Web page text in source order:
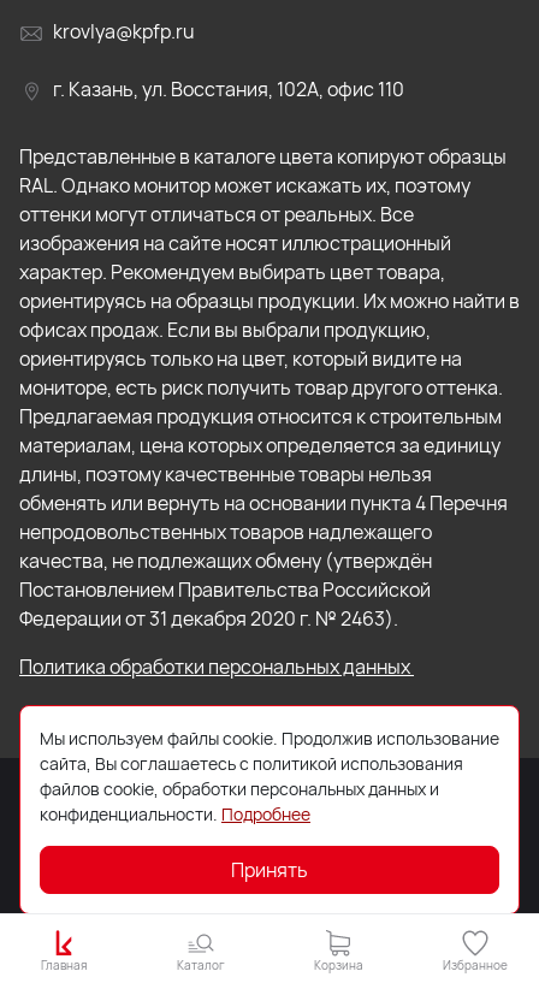
krovlya@kpfp.ru
г. Казань, ул. Восстания, 102А, офис 110
Представленные в каталоге цвета копируют образцы
RAL. Однако монитор может искажать их, поэтому
оттенки могут отличаться от реальных. Все
изображения на сайте носят иллюстрационный
характер. Рекомендуем выбирать цвет товара,
ориентируясь на образцы продукции. Их можно найти в
офисах продаж. Если вы выбрали продукцию,
ориентируясь только на цвет, который видите на
мониторе, есть риск получить товар другого оттенка.
Предлагаемая продукция относится к строительным
материалам, цена которых определяется за единицу
длины, поэтому качественные товары нельзя
обменять или вернуть на основании пункта 4 Перечня
непродовольственных товаров надлежащего
качества, не подлежащих обмену (утверждён
Постановлением Правительства Российской
Федерации от 31 декабря 2020 г. № 2463).
Политика обработки персональных данных
© 2026 ООО «Торговый Дом «Кровля Профи»
Главная Каталог Корзина Избранное
Мы используем файлы cookie. Продолжив использование
сайта, Вы соглашаетесь с политикой использования
файлов cookie, обработки персональных данных и
конфиденциальности. Подробнее
Принять